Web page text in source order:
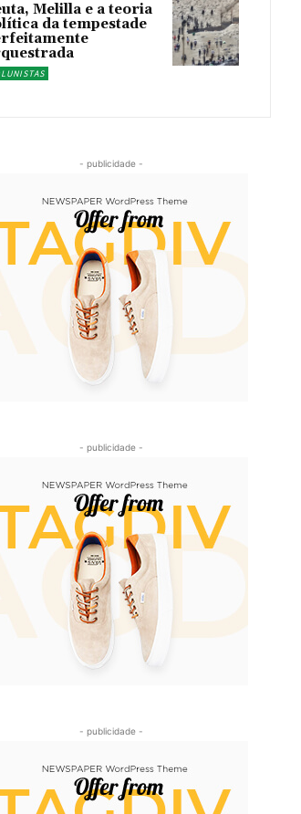
Melilla e a teoria
da tempestade
- publicidade -
- publicidade -
- publicidade -